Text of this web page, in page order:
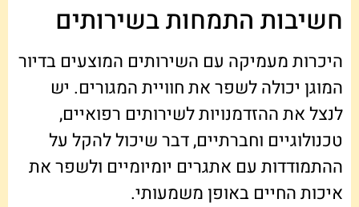
חשיבות התמחות בשירותים
היכרות מעמיקה עם השירותים המוצעים בדיור
המוגן יכולה לשפר את חוויית המגורים. יש
לנצל את ההזדמנויות לשירותים רפואיים,
טכנולוגיים וחברתיים, דבר שיכול להקל על
ההתמודדות עם אתגרים יומיומיים ולשפר את
איכות החיים באופן משמעותי.